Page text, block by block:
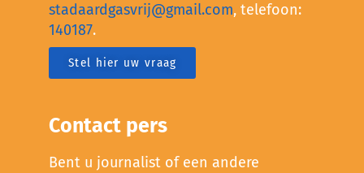
stadaardgasvrij@gmail.com, telefoon:
140187.
Stel hier uw vraag
Contact pers
Bent u journalist of een andere